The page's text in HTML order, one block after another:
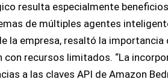
resulta especialmente
de múltiples agentes
la empresa, resaltó la
con recursos limitados. “La
a las claves API de Amazon